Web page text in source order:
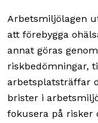
Arbetsmiljölagen
att förebygga
annat göras
riskbedömningar,
arbetsplatsträffar
brister i
fokusera på risker